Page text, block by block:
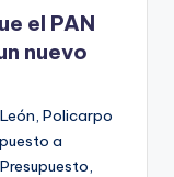
el PAN
nuevo
Policarpo
a